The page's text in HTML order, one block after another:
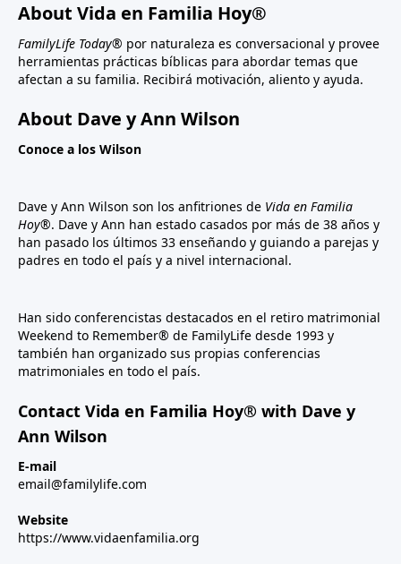
About Vida en Familia Hoy®
FamilyLife Today® por naturaleza es conversacional y provee
herramientas prácticas bíblicas para abordar temas que
afectan a su familia. Recibirá motivación, aliento y ayuda.
About Dave y Ann Wilson
Conoce a los Wilson
Dave y Ann Wilson son los anfitriones de Vida en Familia
Hoy®. Dave y Ann han estado casados por más de 38 años y
han pasado los últimos 33 enseñando y guiando a parejas y
padres en todo el país y a nivel internacional.
Han sido conferencistas destacados en el retiro matrimonial
Weekend to Remember® de FamilyLife desde 1993 y
también han organizado sus propias conferencias
matrimoniales en todo el país.
Contact Vida en Familia Hoy® with Dave y
Ann Wilson
E-mail
email@familylife.com
Website
https://www.vidaenfamilia.org